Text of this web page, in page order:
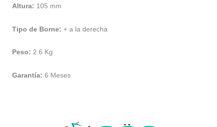
Altura: 105 mm
Tipo de Borne: + a la derecha
Peso: 2.6 Kg
Garantía: 6 Meses